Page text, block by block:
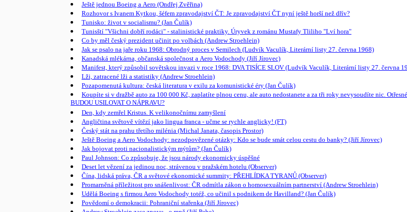
Ještě jednou Boeing a Aero (Ondřej Zvěřina)
Rozhovor s Ivanem Kytkou, šéfem zpravodajství ČT: Je zpravodajství ČT nyní ještě horší než dřív?
Tunisko: život v socialismu? (Jan Čulík)
Tunisští "Všichni dobří rodáci" - stalinistické praktiky. Úryvek z románu Mustafy Tliliho "Lví hora"
Co by měl český prezident učinit po volbách (Andrew Stroehlein)
Jak se psalo na jaře roku 1968: Obrodný proces v Semilech (Ludvík Vaculík, Literární listy 27. června 1968)
Kanadská mlékárna, občanská společnost a Aero Vodochody (Jiří Jírovec)
Manifest, který způsobil sovětskou invazi v roce 1968: DVA TISÍCE SLOV (Ludvík Vaculík, Literární listy 27. června
Lži, zatracené lži a statistiky (Andrew Stroehlein)
Pozapomenutá kultura: česká literatura v exilu za komunistické éry (Jan Čulík)
Koupíte si v dražbě auto za 100 000 Kč, zaplatíte plnou cenu, ale auto nedostanete a za tři roky nevysoudíte nic.
BUDOU USILOVAT O NÁPRAVU?
Den, kdy zemřel Kristus. K velikonočnímu zamyšlení
Angličtina světově vítězí jako lingua franca - učme se rychle anglicky! (FT)
Český stát na prahu třetího milénia (Michal Janata, časopis Prostor)
Ještě Boeing a Aero Vodochody: nezodpovězené otázky: Kdo se bude smát celou cestu do banky? (Jiří Jírovec)
Jak bojovat proti nacionalistickým mýtům? (Jan Čulík)
Paul Johnson: Co způsobuje, že jsou národy ekonomicky úspěšné
Deset let vězení za jedinou noc, strávenou v pražském hotelu (Observer)
Čína, lidská práva, ČR a světové ekonomické summity: PŘEHLÍDKA TYRANŮ (Observer)
Promarněná příležitost pro snášenlivost: ČR odmítla zákon o homosexuálním partnerství (Andrew Stroehlein)
Udělá Boeing s firmou Aero Vodochody totéž, co učinil s podnikem de Havilland? (Jan Čulík)
Povědomí o demokracii: Pohraniční stařenka (Jiří Jírovec)